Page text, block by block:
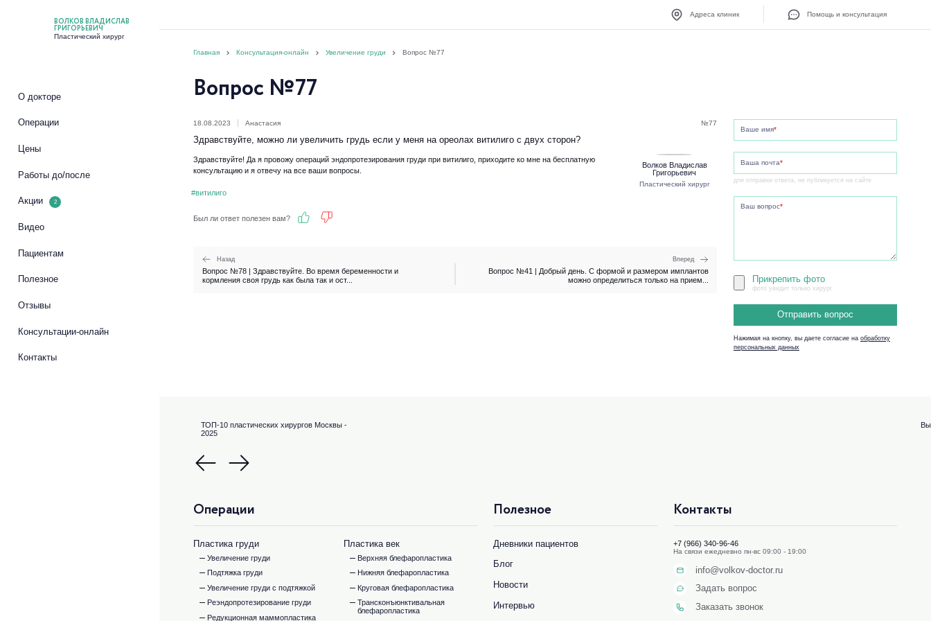
ВОЛКОВ ВЛАДИСЛАВ
ГРИГОРЬЕВИЧ
Пластический хирург
О докторе
Операции
Цены
Работы до/после
Акции 2
Видео
Пациентам
Полезное
Отзывы
Консультации-онлайн
Контакты
Адреса клиник Помощь и консультация
Главная Консультация-онлайн Увеличение груди Вопрос №77
Вопрос №77
№77
18.08.2023 Анастасия
Здравствуйте, можно ли увеличить грудь если у меня на ореолах витилиго с двух сторон?
Здравствуйте! Да я провожу операций эндопротезирования груди при витилиго, приходите ко мне на бесплатную
консультацию и я отвечу на все ваши вопросы.
Волков Владислав
Григорьевич
Пластический хирург
#витилиго
Был ли ответ полезен вам?
Назад
Вопрос №78 | Здравствуйте. Во время беременности и
кормления своя грудь как была так и ост...
Вперед
Вопрос №41 | Добрый день. С формой и размером имплантов
можно определиться только на прием...
Ваше имя*
Ваша почта*
для отправки ответа, не публикуется на сайте
Ваш вопрос*
Прикрепить фото
фото увидит только хирург
Отправить вопрос
Нажимая на кнопку, вы даете согласие на обработку
персональных данных
ТОП-10 пластических хирургов Москвы -
2025
Операции
Пластика груди
Увеличение груди
Подтяжка груди
Увеличение груди с подтяжкой
Реэндопротезирование груди
Редукционная маммопластика
Пластика век
Верхняя блефаропластика
Нижняя блефаропластика
Круговая блефаропластика
Трансконъюнктивальная
блефаропластика
Полезное
Дневники пациентов
Блог
Новости
Интервью
Контакты
+7 (966) 340-96-46
На связи ежедневно пн-вс 09:00 - 19:00
info@volkov-doctor.ru
Задать вопрос
Заказать звонок